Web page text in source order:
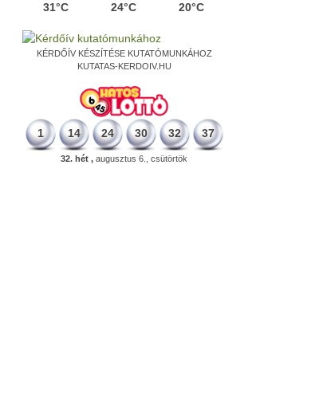
31°C 24°C 20°C
KÉRDŐÍV KÉSZÍTÉSE KUTATÓMUNKÁHOZ
KUTATAS-KERDOIV.HU
1 14 24 30 32 37
32. hét , augusztus 6., csütörtök